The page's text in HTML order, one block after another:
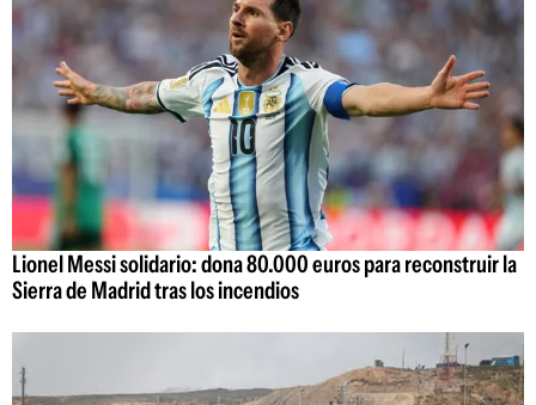
Lionel Messi solidario: dona 80.000 euros para reconstruir la
Sierra de Madrid tras los incendios